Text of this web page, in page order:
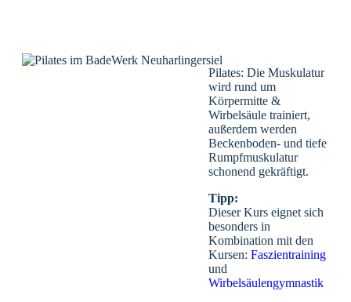
Pilates: Die Muskulatur
wird rund um
Körpermitte &
Wirbelsäule trainiert,
außerdem werden
Beckenboden- und tiefe
Rumpfmuskulatur
schonend gekräftigt.
Tipp:
Dieser Kurs eignet sich
besonders in
Kombination mit den
Kursen:Faszientraining
und
Wirbelsäulengymnastik